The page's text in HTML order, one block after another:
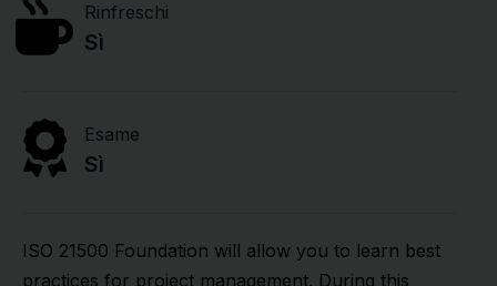
Rinfreschi
Sì
Esame
Sì
ISO 21500 Foundation will allow you to learn best
practices for project management. During this